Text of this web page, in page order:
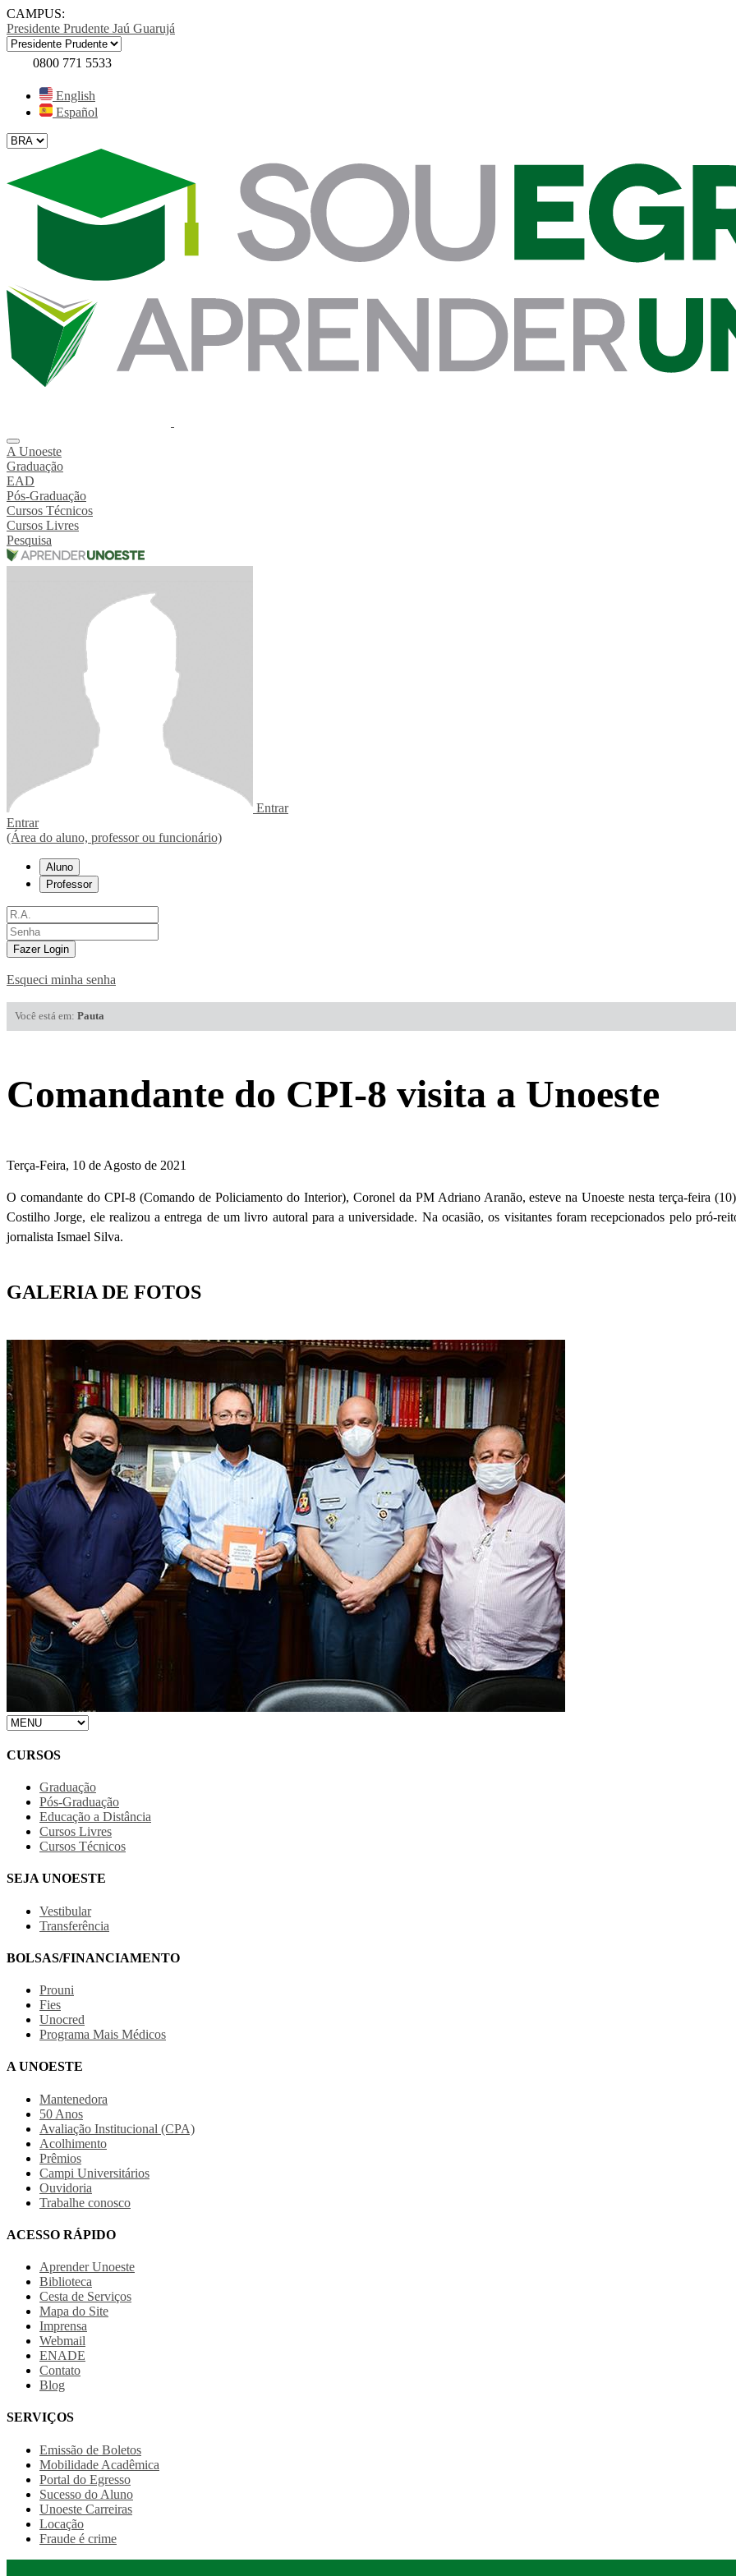
CAMPUS:
Presidente Prudente Jaú Guarujá
0800 771 5533
English
Español
A Unoeste
Graduação
EAD
Pós-Graduação
Cursos Técnicos
Cursos Livres
Pesquisa
Entrar
Entrar
(Área do aluno, professor ou funcionário)
Aluno
Professor
Fazer Login
Esqueci minha senha
Você está em: Pauta
Comandante do CPI-8 visita a Unoeste
Terça-Feira, 10 de Agosto de 2021
O comandante do CPI-8 (Comando de Policiamento do Interior), Coronel da PM Adriano Aranão, esteve na Unoeste nesta terça-feira
Costilho Jorge, ele realizou a entrega de um livro autoral para a universidade. Na ocasião, os visitantes foram recepcionados pelo pró-
jornalista Ismael Silva.
GALERIA DE FOTOS
CURSOS
Graduação
Pós-Graduação
Educação a Distância
Cursos Livres
Cursos Técnicos
SEJA UNOESTE
Vestibular
Transferência
BOLSAS/FINANCIAMENTO
Prouni
Fies
Unocred
Programa Mais Médicos
A UNOESTE
Mantenedora
50 Anos
Avaliação Institucional (CPA)
Acolhimento
Prêmios
Campi Universitários
Ouvidoria
Trabalhe conosco
ACESSO RÁPIDO
Aprender Unoeste
Biblioteca
Cesta de Serviços
Mapa do Site
Imprensa
Webmail
ENADE
Contato
Blog
SERVIÇOS
Emissão de Boletos
Mobilidade Acadêmica
Portal do Egresso
Sucesso do Aluno
Unoeste Carreiras
Locação
Fraude é crime